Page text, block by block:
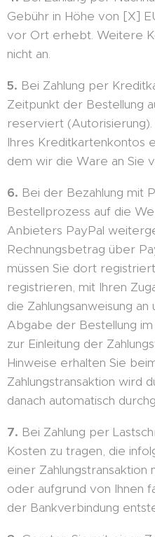
Gebühr in Höhe von [X]
vor Ort erhebt. Weitere
nicht an.
5. Bei Zahlung per
Zeitpunkt der Bestellung
reserviert (Autorisierung).
Ihres Kreditkartenkontos
dem wir die Ware an Sie
6. Bei der Bezahlung mit
Bestellprozess auf die
Anbieters PayPal
Rechnungsbetrag über
müssen Sie dort
registrieren, mit Ihren
die Zahlungsanweisung
Abgabe der Bestellung
zur Einleitung der
Hinweise erhalten Sie
Zahlungstransaktion wird
danach automatisch
7. Bei Zahlung per
Kosten zu tragen, die
einer Zahlungstransaktion
oder aufgrund von Ihnen
der Bankverbindung